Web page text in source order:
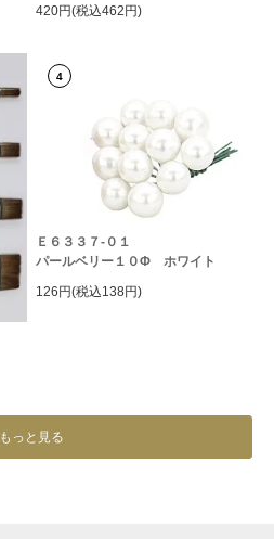
420円(税込462円)
4
Ｅ６３３７-０１
パールベリー１０Φ ホワイト
126円(税込138円)
もっと見る